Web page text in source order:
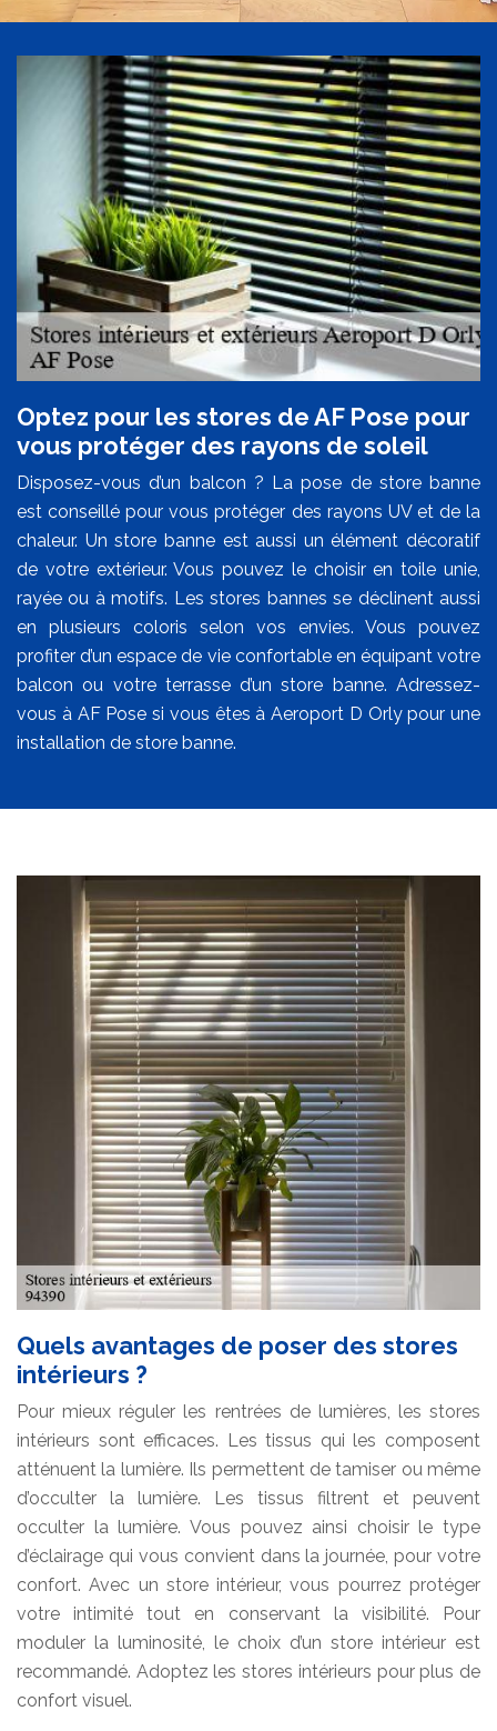
Optez pour les stores de AF Pose pour
vous protéger des rayons de soleil
Disposez-vous d’un balcon ? La pose de store banne
est conseillé pour vous protéger des rayons UV et de la
chaleur. Un store banne est aussi un élément décoratif
de votre extérieur. Vous pouvez le choisir en toile unie,
rayée ou à motifs. Les stores bannes se déclinent aussi
en plusieurs coloris selon vos envies. Vous pouvez
profiter d’un espace de vie confortable en équipant votre
balcon ou votre terrasse d’un store banne. Adressez-
vous à AF Pose si vous êtes à Aeroport D Orly pour une
installation de store banne.
Quels avantages de poser des stores
intérieurs ?
Pour mieux réguler les rentrées de lumières, les stores
intérieurs sont efficaces. Les tissus qui les composent
atténuent la lumière. Ils permettent de tamiser ou même
d’occulter la lumière. Les tissus filtrent et peuvent
occulter la lumière. Vous pouvez ainsi choisir le type
d’éclairage qui vous convient dans la journée, pour votre
confort. Avec un store intérieur, vous pourrez protéger
votre intimité tout en conservant la visibilité. Pour
moduler la luminosité, le choix d’un store intérieur est
recommandé. Adoptez les stores intérieurs pour plus de
confort visuel.